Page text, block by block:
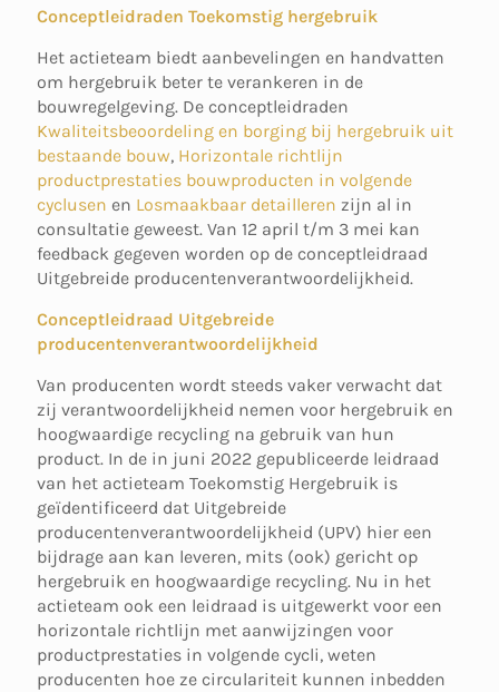
Conceptleidraden Toekomstig hergebruik
Het actieteam biedt aanbevelingen en handvatten
om hergebruik beter te verankeren in de
bouwregelgeving. De conceptleidraden
Kwaliteitsbeoordeling en borging bij hergebruik uit
bestaande bouw, Horizontale richtlijn
productprestaties bouwproducten in volgende
cyclusen en Losmaakbaar detailleren zijn al in
consultatie geweest. Van 12 april t/m 3 mei kan
feedback gegeven worden op de conceptleidraad
Uitgebreide producentenverantwoordelijkheid.
Conceptleidraad Uitgebreide
producentenverantwoordelijkheid
Van producenten wordt steeds vaker verwacht dat
zij verantwoordelijkheid nemen voor hergebruik en
hoogwaardige recycling na gebruik van hun
product. In de in juni 2022 gepubliceerde leidraad
van het actieteam Toekomstig Hergebruik is
geïdentificeerd dat Uitgebreide
producentenverantwoordelijkheid (UPV) hier een
bijdrage aan kan leveren, mits (ook) gericht op
hergebruik en hoogwaardige recycling. Nu in het
actieteam ook een leidraad is uitgewerkt voor een
horizontale richtlijn met aanwijzingen voor
productprestaties in volgende cycli, weten
producenten hoe ze circulariteit kunnen inbedden